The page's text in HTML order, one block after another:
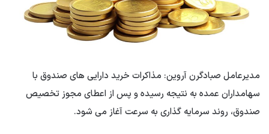
مدیرعامل صبادگرن آروین: مذاکرات خرید دارایی های صندوق با
سهامداران عمده به نتیجه رسیده و پس از اعطای مجوز تخصیص
صندوق، روند سرمایه گذاری به سرعت آغاز می شود.